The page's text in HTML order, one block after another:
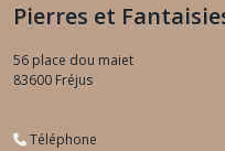
Pierres et
56 place dou maiet
83600 Fréjus
Téléphone